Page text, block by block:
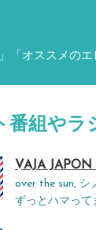
「オススメのエ
番組やラ
VAJA
over the sun, シ
ずっとハマって